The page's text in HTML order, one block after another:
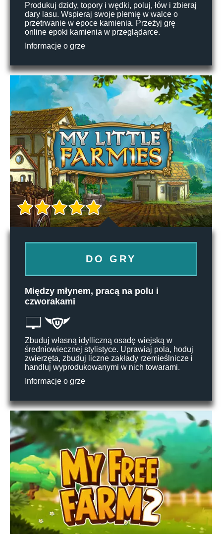
Produkuj dzidy, topory i wędki, poluj, łów i zbieraj
dary lasu. Wspieraj swoje plemię w walce o
przetrwanie w epoce kamienia. Przeżyj grę
online epoki kamienia w przeglądarce.
Informacje o grze
DO GRY
Między młynem, pracą na polu i
czworakami
Zbuduj własną idylliczną osadę wiejską w
średniowiecznej stylistyce. Uprawiaj pola, hoduj
zwierzęta, zbuduj liczne zakłady rzemieślnicze i
handluj wyprodukowanymi w nich towarami.
Informacje o grze